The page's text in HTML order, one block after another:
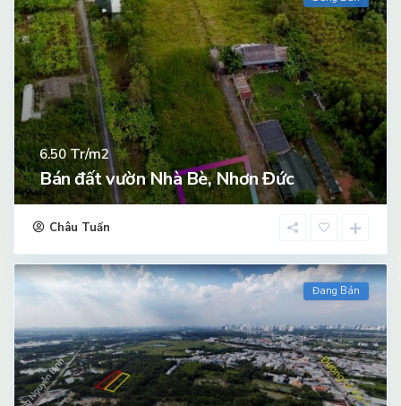
6.50Tr/m2
Bán đất vườn Nhà Bè, Nhơn Đức
Châu Tuấn
Đang Bán